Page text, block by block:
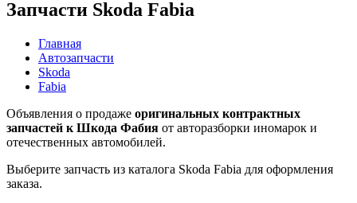
Запчасти Skoda Fabia
Главная
Автозапчасти
Skoda
Fabia
Объявления о продаже оригинальных контрактных
запчастей к Шкода Фабия от авторазборки иномарок и
отечественных автомобилей.
Выберите запчасть из каталога Skoda Fabia для оформления
заказа.